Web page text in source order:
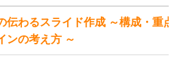
伝わるスライド作成 ～構成・重点
ンの考え方 ～